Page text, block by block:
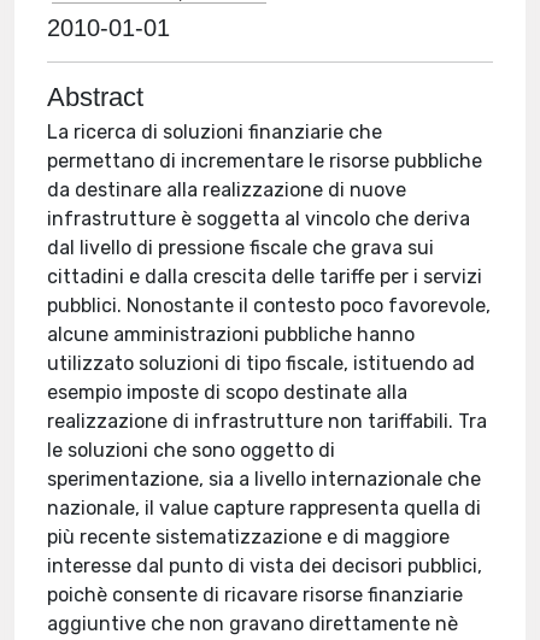
2010-01-01
Abstract
La ricerca di soluzioni finanziarie che
permettano di incrementare le risorse pubbliche
da destinare alla realizzazione di nuove
infrastrutture è soggetta al vincolo che deriva
dal livello di pressione fiscale che grava sui
cittadini e dalla crescita delle tariffe per i servizi
pubblici. Nonostante il contesto poco favorevole,
alcune amministrazioni pubbliche hanno
utilizzato soluzioni di tipo fiscale, istituendo ad
esempio imposte di scopo destinate alla
realizzazione di infrastrutture non tariffabili. Tra
le soluzioni che sono oggetto di
sperimentazione, sia a livello internazionale che
nazionale, il value capture rappresenta quella di
più recente sistematizzazione e di maggiore
interesse dal punto di vista dei decisori pubblici,
poichè consente di ricavare risorse finanziarie
aggiuntive che non gravano direttamente nè